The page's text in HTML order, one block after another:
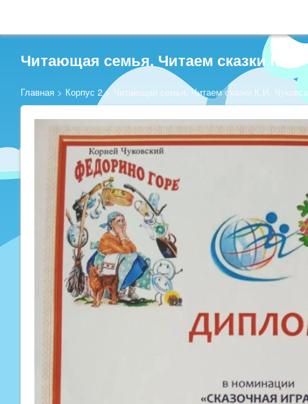
Читающая семья. Читаем сказки К.И.
Главная > Корпус 2> Читающая семья. Читаем сказки К.И.